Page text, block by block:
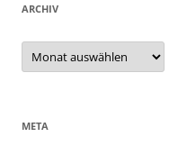
ARCHIV
Archiv
META